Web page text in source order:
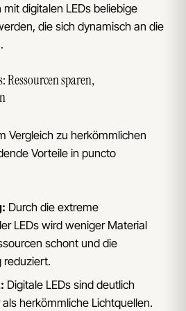
digitalen LEDs beliebige
die sich dynamisch an die
Ressourcen sparen,
Vergleich zu herkömmlichen
Vorteile in puncto
Durch die extreme
LEDs wird weniger Material
schont und die
reduziert.
Digitale LEDs sind deutlich
herkömmliche Lichtquellen.